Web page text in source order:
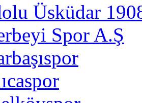
Üsküdar
Spor A.Ş